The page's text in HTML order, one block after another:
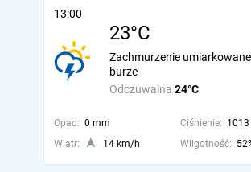
13:00
23°C
Odczuwalna 24°C
Zachmurzenie
burze
Opad: 0 mm Ciśnienie: 1013
Wiatr:
14 km/h Wilgotność: